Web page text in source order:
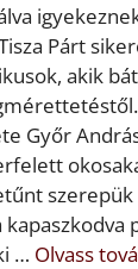
Párt
akik
Győr
kapaszkodva
… Olvass